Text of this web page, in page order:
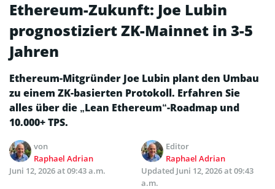
Ethereum-Zukunft: Joe Lubin
prognostiziert ZK-Mainnet in 3-5
Jahren
Ethereum-Mitgründer Joe Lubin plant den Umbau
zu einem ZK-basierten Protokoll. Erfahren Sie
alles über die „Lean Ethereum“-Roadmap und
10.000+ TPS.
von
Raphael Adrian
Editor
Raphael Adrian
Juni 12, 2026 at 09:43 a.m.
Updated Juni 12, 2026 at 09:43
a.m.